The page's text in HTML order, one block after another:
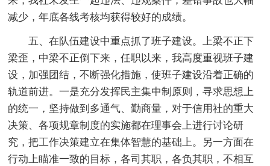
减少，年底各线考核均获得较好的成绩。
五、在队伍建设中重点抓了班子建设。上梁不正下
梁歪，中梁不正倒下来，任职以来，我高度重视班子建
设，加强团结，不断强化措施，使班子建设沿着正确的
轨道前进。一是充分发挥民主集中制原则，寻求思想上
的统一，坚持做到多通气、勤商量，对于信用社的重大
决策、各项规章制度的实施都在理事会上进行讨论研
究，把工作决策建立在集体智慧的基础上。另一方面在
行动上瞄准一致的目标，各司其职，各负其职，不相互